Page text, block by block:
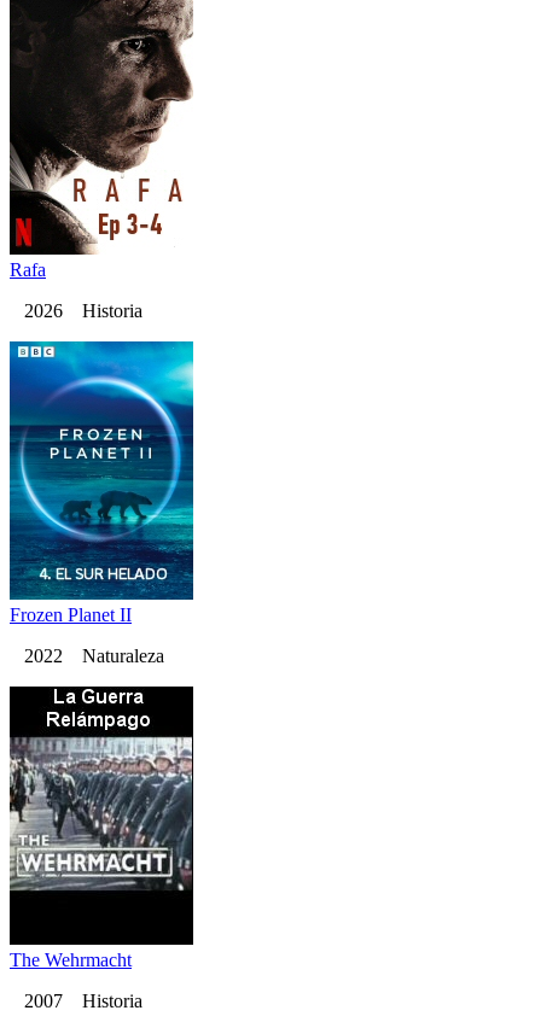
Rafa
2026 Historia
Frozen Planet II
2022 Naturaleza
The Wehrmacht
2007 Historia